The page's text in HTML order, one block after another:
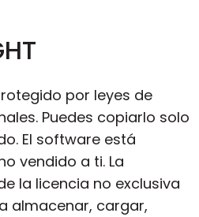
por leyes de
Puedes copiarlo solo
El software está
vendido a ti. La
la licencia no exclusiva
almacenar, cargar,